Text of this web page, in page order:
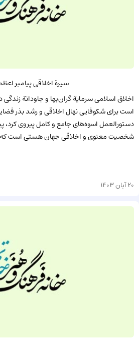
سیرة اخلاقی پیامبر
اخلاق اسلامى سرمایة گران‌بها و جاودانة
است براى شکوفایى نهال اخلاقى و رشد بذر
دستورالعمل اسوه‌هاى جامع و کامل پیروى
شخصیت معنوى و اخلاقى جهان هستى است که
20 آبان 1403